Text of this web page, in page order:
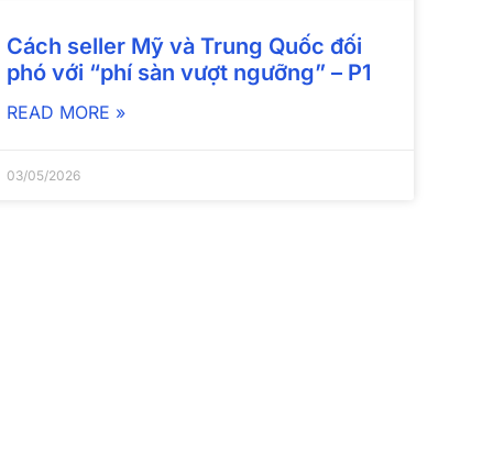
Cách seller Mỹ và Trung Quốc đối
phó với “phí sàn vượt ngưỡng” – P1
READ MORE »
03/05/2026